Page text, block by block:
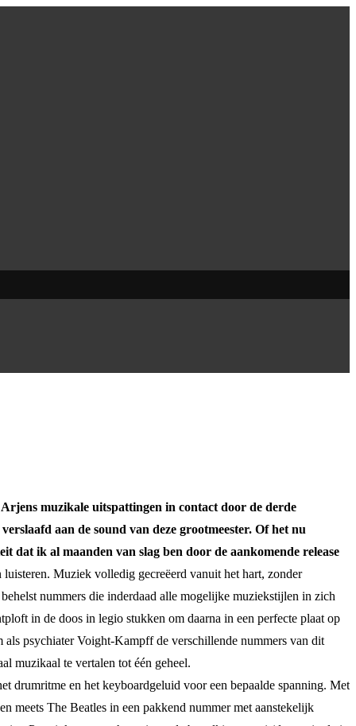
muzikale uitspattingen in contact door de derde
aan de sound van deze grootmeester. Of het nu
dat ik al maanden van slag ben door de aankomende release
Muziek volledig gecreëerd vanuit het hart, zonder
nummers die inderdaad alle mogelijke muziekstijlen in zich
in de doos in legio stukken om daarna in een perfecte plaat op
psychiater Voight-Kampff de verschillende nummers van dit
muzikaal te vertalen tot één geheel.
drumritme en het keyboardgeluid voor een bepaalde spanning. Met
The Beatles in een pakkend nummer met aanstekelijk